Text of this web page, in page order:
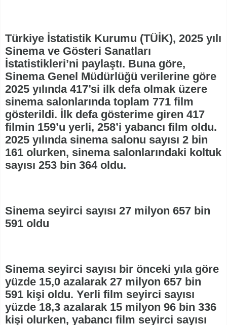
Türkiye İstatistik Kurumu (TÜİK), 2025 yılı
Sinema ve Gösteri Sanatları
İstatistikleri’ni paylaştı. Buna göre,
Sinema Genel Müdürlüğü verilerine göre
2025 yılında 417’si ilk defa olmak üzere
sinema salonlarında toplam 771 film
gösterildi. İlk defa gösterime giren 417
filmin 159’u yerli, 258’i yabancı film oldu.
2025 yılında sinema salonu sayısı 2 bin
161 olurken, sinema salonlarındaki koltuk
sayısı 253 bin 364 oldu.
Sinema seyirci sayısı 27 milyon 657 bin
591 oldu
Sinema seyirci sayısı bir önceki yıla göre
yüzde 15,0 azalarak 27 milyon 657 bin
591 kişi oldu. Yerli film seyirci sayısı
yüzde 18,3 azalarak 15 milyon 96 bin 336
kişi olurken, yabancı film seyirci sayısı